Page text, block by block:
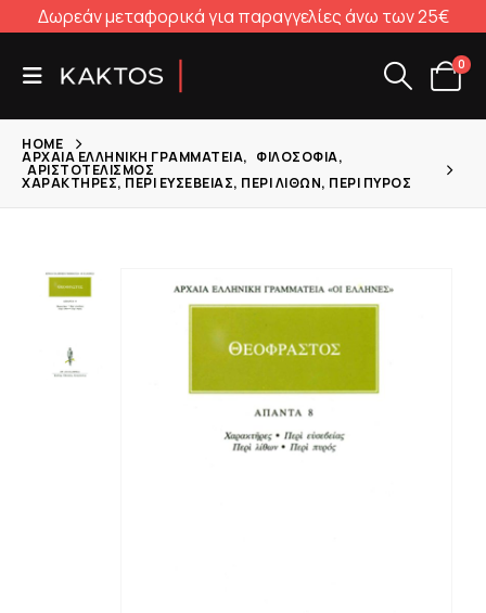
Δωρεάν μεταφορικά για παραγγελίες άνω των 25€
0
HOME
ΑΡΧΑΊΑ ΕΛΛΗΝΙΚΉ ΓΡΑΜΜΑΤΕΊΑ, ΦΙΛΟΣΟΦΊΑ,
ΑΡΙΣΤΟΤΕΛΙΣΜΌΣ
ΧΑΡΑΚΤΉΡΕΣ, ΠΕΡΊ ΕΥΣΕΒΕΊΑΣ, ΠΕΡΊ ΛΊΘΩΝ, ΠΕΡΊ ΠΥΡΌΣ